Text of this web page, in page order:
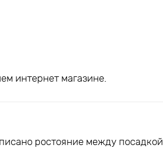
интернет магазине.
ростояние между